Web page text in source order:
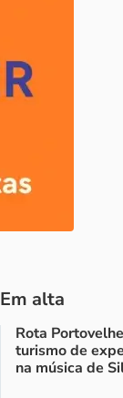
Em alta
Rota
turismo de
na música de